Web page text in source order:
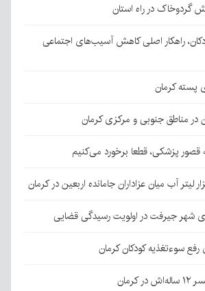
گردوخاک در راه استان
راهکار اصلی کاهش آسیب‌های اجتماعی
پسته کرمان
در مناطق جنوبی و مرکزی کرمان
قصور پزشکی، قطعا برخورد می‌کنیم
شهر جیرفت در اولویت رسیدگی قضایی
سوءتغذیه کودکان کرمان